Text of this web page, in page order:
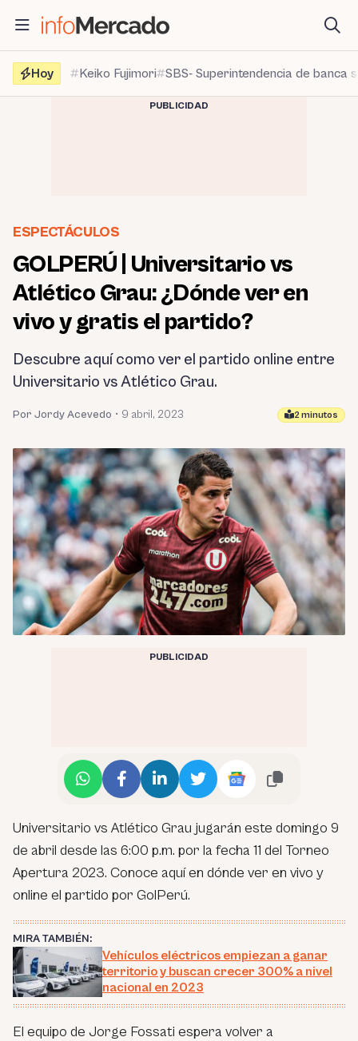
contenido
Hoy
Keiko Fujimori SBS- Superintendencia de banca
PUBLICIDAD
ESPECTÁCULOS
GOLPERÚ | Universitario vs
Atlético Grau: ¿Dónde ver en
vivo y gratis el partido?
Descubre aquí como ver el partido online entre
Universitario vs Atlético Grau.
Por Jordy Acevedo • 9 abril, 2023 2 minutos
PUBLICIDAD
Universitario vs Atlético Grau jugarán este domingo 9
de abril desde las 6:00 p.m. por la fecha 11 del Torneo
Apertura 2023. Conoce aquí en dónde ver en vivo y
online el partido por GolPerú.
MIRA TAMBIÉN:
Vehículos eléctricos empiezan a ganar
territorio y buscan crecer 300% a nivel
nacional en 2023
El equipo de Jorge Fossati espera volver a